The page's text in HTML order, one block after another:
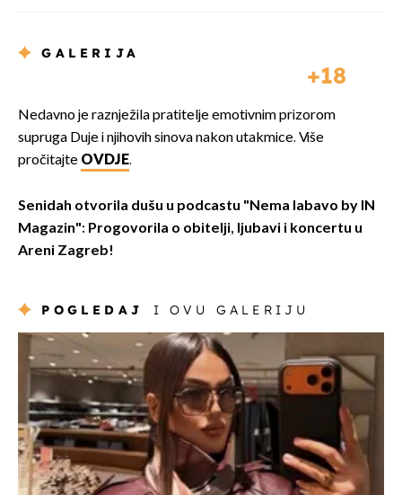
GALERIJA
18
Nedavno je raznježila pratitelje emotivnim prizorom
supruga Duje i njihovih sinova nakon utakmice. Više
pročitajte OVDJE.
Senidah otvorila dušu u podcastu "Nema labavo by IN
Magazin": Progovorila o obitelji, ljubavi i koncertu u
Areni Zagreb!
POGLEDAJ I OVU GALERIJU